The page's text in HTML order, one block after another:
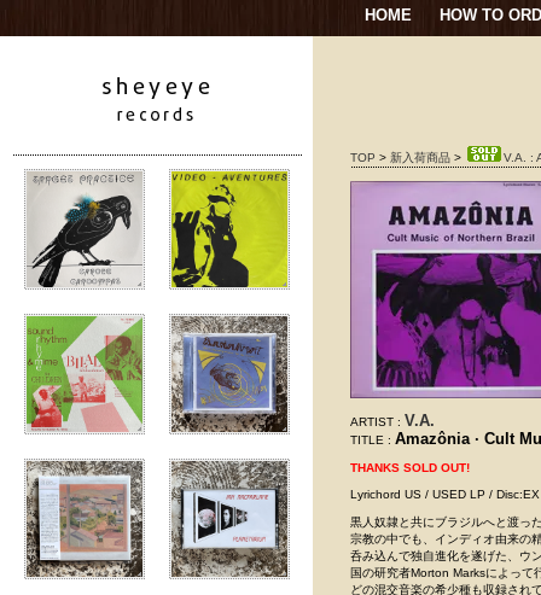
HOME HOW TO
TOP > 新入荷商品 > V.A. :
ARTIST : V.A.
TITLE : Amazônia · Cult
THANKS SOLD OUT!
Lyrichord US / USED LP /
黒人奴隷と共にブラジルへと渡っ
宗教の中でも、インディオ由来の
呑み込んで独自進化を遂げた、ウ
国の研究者Morton Marksによって
どの混交音楽の希少種も収録され